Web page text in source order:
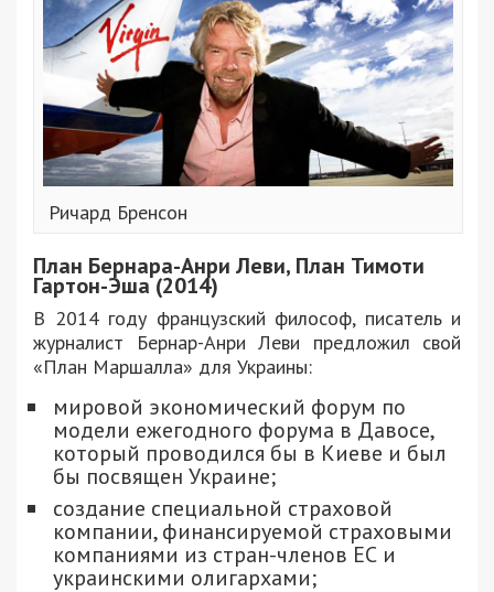
Ричард Бренсон
План Бернара-Анри Леви, План Тимоти
Гартон-Эша(2014)
В 2014 году французский философ, писатель и
журналист Бернар-Анри Леви предложил свой
«План Маршалла» для Украины:
мировой экономический форум по
модели ежегодного форума в Давосе,
который проводился бы в Киеве и был
бы посвящен Украине;
создание специальной страховой
компании, финансируемой страховыми
компаниями из стран-членов ЕС и
украинскими олигархами;